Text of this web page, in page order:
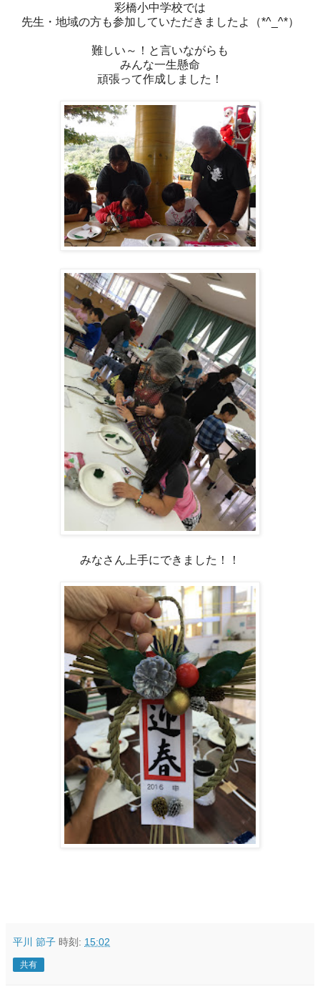
彩橋小中学校では
先生・地域の方も参加していただきましたよ（*^_^*）
難しい～！と言いながらも
みんな一生懸命
頑張って作成しました！
みなさん上手にできました！！
平川 節子 時刻: 15:02
共有